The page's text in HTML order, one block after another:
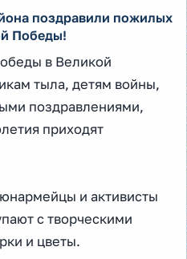
поздравили пожилых
Победы!
в Великой
тыла, детям войны,
поздравлениями,
приходят
и активисты
с творческими
и цветы.